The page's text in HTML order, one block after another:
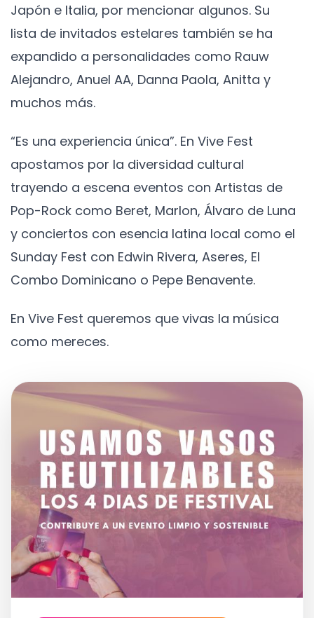
Japón e Italia, por mencionar algunos. Su
lista de invitados estelares también se ha
expandido a personalidades como Rauw
Alejandro, Anuel AA, Danna Paola, Anitta y
muchos más.
“Es una experiencia única”. En Vive Fest
apostamos por la diversidad cultural
trayendo a escena eventos con Artistas de
Pop-Rock como Beret, Marlon, Álvaro de Luna
y conciertos con esencia latina local como el
Sunday Fest con Edwin Rivera, Aseres, El
Combo Dominicano o Pepe Benavente.
En Vive Fest queremos que vivas la música
como mereces.